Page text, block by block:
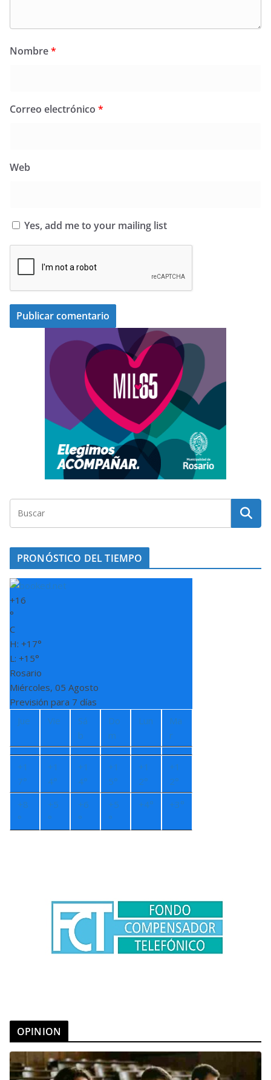
Nombre*
Correo electrónico *
Web
Yes, add me to your mailing list
PRONÓSTICO DEL TIEMPO
+16
°
C
H: +17°
L: +15°
Rosario
Miércoles, 05 Agosto
Previsión para 7 días
Jue
Vie
Sá
b
Do
m
Lun
Ma
r
+1
7°
+1
4°
+1
4°
+1
5°
+1
2°
+1
2°
+8
°
+5
°
+6
°
+5
°
+4° +3°
OPINION